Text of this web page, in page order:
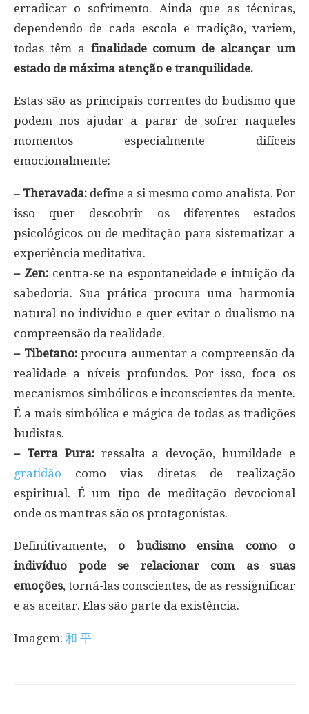
erradicar o sofrimento. Ainda que as técnicas,
dependendo de cada escola e tradição, variem,
todas têm a finalidade comum de alcançar um
estado de máxima atenção e tranquilidade.
Estas são as principais correntes do budismo que
podem nos ajudar a parar de sofrer naqueles
momentos especialmente difíceis
emocionalmente:
– Theravada: define a si mesmo como analista. Por
isso quer descobrir os diferentes estados
psicológicos ou de meditação para sistematizar a
experiência meditativa.
– Zen: centra-se na espontaneidade e intuição da
sabedoria. Sua prática procura uma harmonia
natural no indivíduo e quer evitar o dualismo na
compreensão da realidade.
– Tibetano:procura aumentar a compreensão da
realidade a níveis profundos. Por isso, foca os
mecanismos simbólicos e inconscientes da mente.
É a mais simbólica e mágica de todas as tradições
budistas.
– Terra Pura:ressalta a devoção, humildade e
gratidão como vias diretas de realização
espiritual. É um tipo de meditação devocional
onde os mantras são os protagonistas.
Definitivamente, o budismo ensina como o
indivíduo pode se relacionar com as suas
emoções, torná-las conscientes, de as ressignificar
e as aceitar. Elas são parte da existência.
Imagem: 和 平